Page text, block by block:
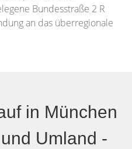
Bundesstraße 2 R
an das überregionale
in München
Umland -